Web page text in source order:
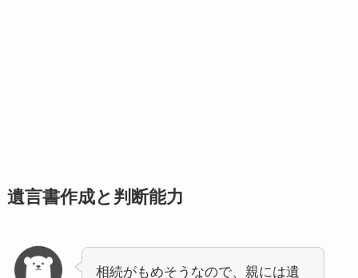
遺言書作成と判断能力
相続がもめそうなので、親には遺